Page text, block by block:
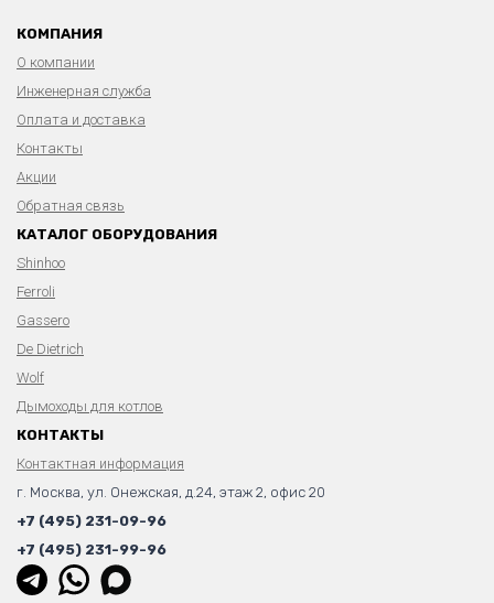
КОМПАНИЯ
О компании
Инженерная служба
Оплата и доставка
Контакты
Акции
Обратная связь
КАТАЛОГ ОБОРУДОВАНИЯ
Shinhoo
Ferroli
Gassero
De Dietrich
Wolf
Дымоходы для котлов
КОНТАКТЫ
Контактная информация
г. Москва, ул. Онежская, д.24, этаж 2, офис 20
+7 (495) 231-09-96
+7 (495) 231-99-96